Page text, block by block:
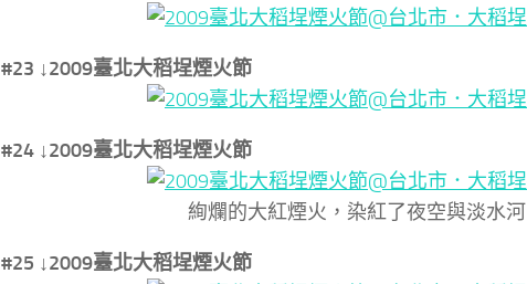
#23 ↓2009臺北大稻埕煙火節
#24 ↓2009臺北大稻埕煙火節
絢爛的大紅煙火，染紅了夜空與淡水河
#25 ↓2009臺北大稻埕煙火節